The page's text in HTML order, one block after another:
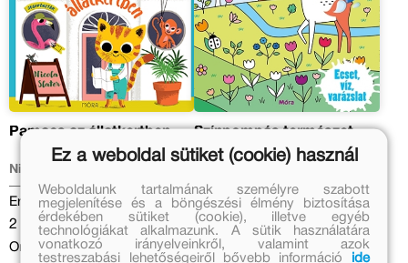
Pamacs az állatkertben
Nicola Slater
Eredeti ár:
2 999 Ft
Online ár:
Színpompás természet
3 499 Ft
Kedvezményes ár:
1 200 Ft
Ez a weboldal sütiket (cookie) használ
Weboldalunk tartalmának személyre szabott
megjelenítése és a böngészési élmény biztosítása
érdekében sütiket (cookie), illetve egyéb
technológiákat alkalmazunk. A sütik használatára
vonatkozó irányelveinkről, valamint azok
testreszabási lehetőségeiről bővebb információ
ide